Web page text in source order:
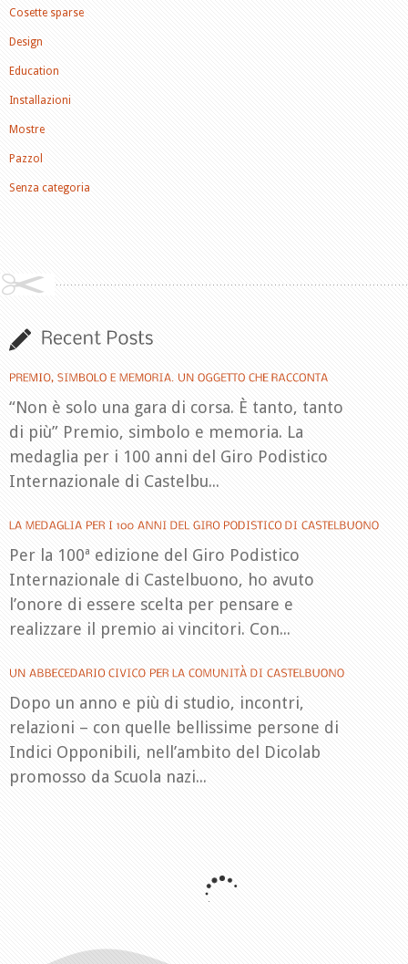
Cosette sparse
Design
Education
Installazioni
Mostre
Pazzol
Senza categoria
“Non è solo una gara di corsa. È tanto, tanto
di più” Premio, simbolo e memoria. La
medaglia per i 100 anni del Giro Podistico
Internazionale di Castelbu...
Per la 100ª edizione del Giro Podistico
Internazionale di Castelbuono, ho avuto
l’onore di essere scelta per pensare e
realizzare il premio ai vincitori. Con...
Dopo un anno e più di studio, incontri,
relazioni – con quelle bellissime persone di
Indici Opponibili, nell’ambito del Dicolab
promosso da Scuola nazi...